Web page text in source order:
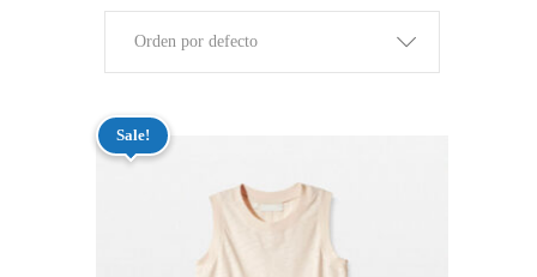
Orden por defecto
Sale!